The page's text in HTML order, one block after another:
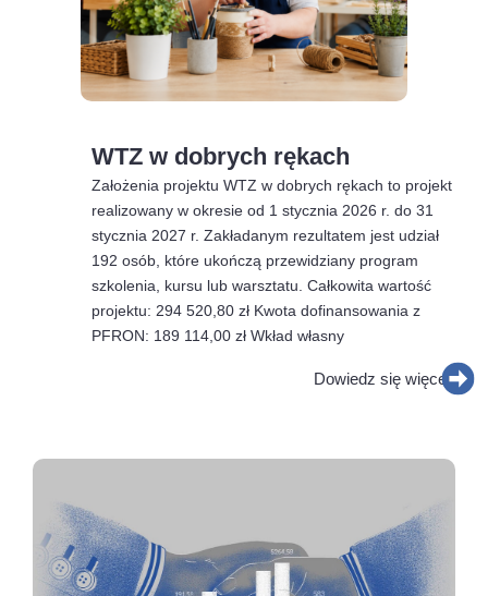
WTZ w dobrych rękach
Założenia projektu WTZ w dobrych rękach to projekt
realizowany w okresie od 1 stycznia 2026 r. do 31
stycznia 2027 r. Zakładanym rezultatem jest udział
192 osób, które ukończą przewidziany program
szkolenia, kursu lub warsztatu. Całkowita wartość
projektu: 294 520,80 zł Kwota dofinansowania z
PFRON: 189 114,00 zł Wkład własny
Dowiedz się więcej